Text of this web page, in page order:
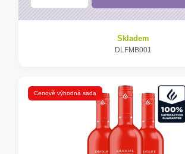
Skladem
DLFMB001
Cenově výhodná sada